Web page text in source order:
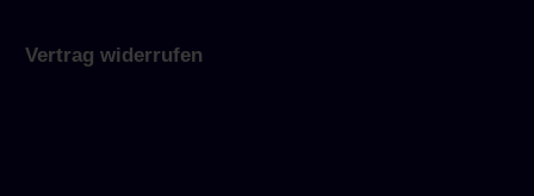
Vertrag widerrufen